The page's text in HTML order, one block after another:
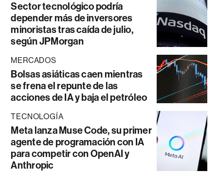
Sector tecnológico podría
depender más de inversores
minoristas tras caída de julio,
según JPMorgan
MERCADOS
Bolsas asiáticas caen mientras
se frena el repunte de las
acciones de IA y baja el petróleo
TECNOLOGÍA
Meta lanza Muse Code, su primer
agente de programación con IA
para competir con OpenAI y
Anthropic